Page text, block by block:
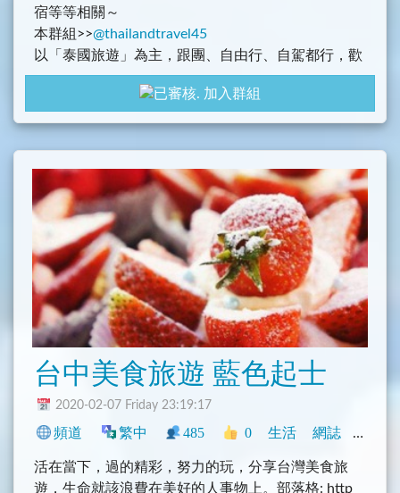
宿等等相關～
本群組>>@thailandtravel45
以「泰國旅遊」為主，跟團、自由行、自駕都行，歡
迎發表泰國旅遊相關討論～
1. 討論泰國旅遊相關問題、行程討論及泰國旅遊趣
3. 泰國機票或者旅遊相關優惠資訊分享
4. 泰國各種必吃美食、必買伴手禮等
5. 換匯心得、優惠
6. 記得加上類別，例如 #美食 #旅遊 等，方便後面使
用者查詢
本群禁止討論無關話題
加入群組
台中美食旅遊 藍色起士
2020-02-07 Friday 23:19:17
頻道 繁中 485 0 生活 網誌 臺灣
活在當下，過的精彩，努力的玩，分享台灣美食旅
遊，生命就該浪費在美好的人事物上。部落格: http